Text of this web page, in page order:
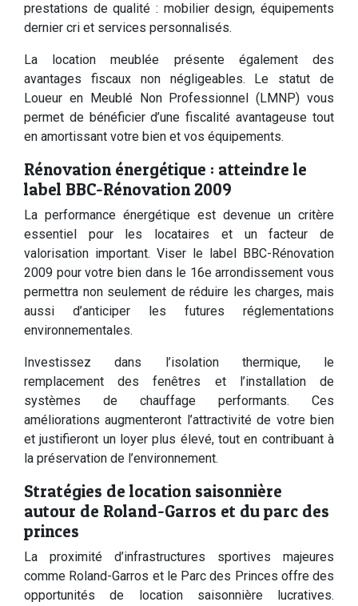
prestations de qualité : mobilier design, équipements
dernier cri et services personnalisés.
La location meublée présente également des
avantages fiscaux non négligeables. Le statut de
Loueur en Meublé Non Professionnel (LMNP) vous
permet de bénéficier d’une fiscalité avantageuse tout
en amortissant votre bien et vos équipements.
Rénovation énergétique : atteindre le
label BBC-Rénovation 2009
La performance énergétique est devenue un critère
essentiel pour les locataires et un facteur de
valorisation important. Viser le label BBC-Rénovation
2009 pour votre bien dans le 16e arrondissement vous
permettra non seulement de réduire les charges, mais
aussi d’anticiper les futures réglementations
environnementales.
Investissez dans l’isolation thermique, le
remplacement des fenêtres et l’installation de
systèmes de chauffage performants. Ces
améliorations augmenteront l’attractivité de votre bien
et justifieront un loyer plus élevé, tout en contribuant à
la préservation de l’environnement.
Stratégies de location saisonnière
autour de Roland-Garros et du parc des
princes
La proximité d’infrastructures sportives majeures
comme Roland-Garros et le Parc des Princes offre des
opportunités de location saisonnière lucratives.